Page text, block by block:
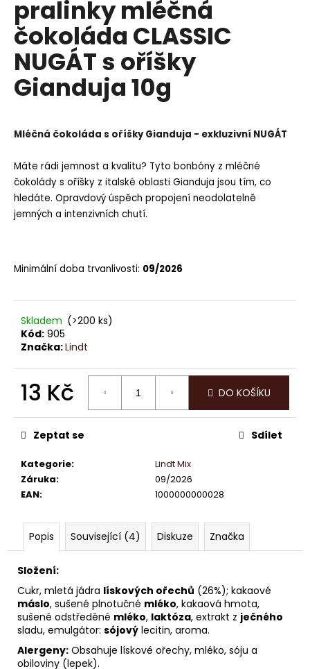
pralinky mléčná
čokoláda CLASSIC
NUGÁT s oříšky
Gianduja 10g
Mléčná čokoláda s oříšky Gianduja - exkluzivní NUGÁT
Máte rádi jemnost a kvalitu? Tyto bonbóny z mléčné
čokolády s oříšky z italské oblasti Gianduja jsou tím, co
hledáte. Opravdový úspěch propojení neodolatelně
jemných a intenzivních chutí.
Minimální doba trvanlivosti: 09/2026
Skladem (>200 ks)
Kód: 905
Značka:Lindt
13 Kč DO KOŠÍKU
Kategorie:
Lindt Mix
Záruka:
09/2026
EAN: 1000000000028
Zeptat se Sdílet
Popis Související (4) Diskuze Značka
Složení:
Cukr, mletá jádra lískových ořechů (26%); kakaové
máslo, sušené plnotučné mléko, kakaová hmota,
sušené odstředěné mléko, laktóza, extrakt z ječného
sladu, emulgátor: sójový lecitin, aroma.
Alergeny: Obsahuje lískové ořechy, mléko, sóju a
obiloviny (lepek).
a
j
í
t
?
HLEDAT
D
o
u
č
u
m
e
LINDOR
PRALINKY
12,5G
(8
KS
100G
(4
50G
13
Kč